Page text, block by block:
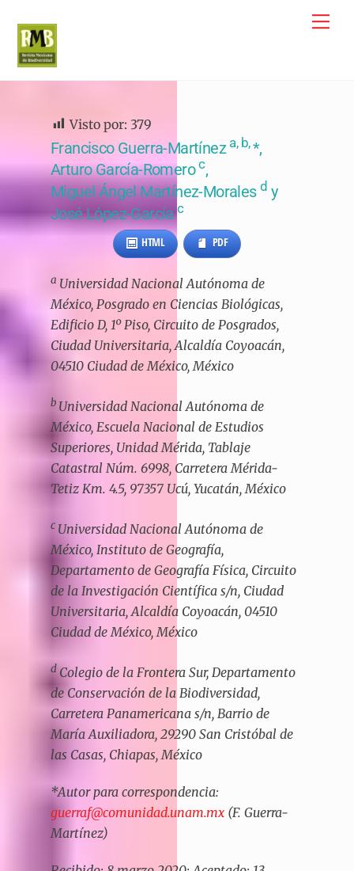
content
Visto por: 379
Francisco Guerra-Martínez a, b,*,
Arturo García-Romeroc,
Miguel Ángel Martínez-Morales d y
José López-Garcíac
HTML PDF
a Universidad Nacional Autónoma de
México, Posgrado en Ciencias Biológicas,
Edificio D, 1º Piso, Circuito de Posgrados,
Ciudad Universitaria, Alcaldía Coyoacán,
04510 Ciudad de México, México
b Universidad Nacional Autónoma de
México, Escuela Nacional de Estudios
Superiores, Unidad Mérida, Tablaje
Catastral Núm. 6998, Carretera Mérida-
Tetiz Km. 4.5, 97357 Ucú, Yucatán, México
c Universidad Nacional Autónoma de
México, Instituto de Geografía,
Departamento de Geografía Física, Circuito
de la Investigación Científica s/n, Ciudad
Universitaria, Alcaldía Coyoacán, 04510
Ciudad de México, México
d Colegio de la Frontera Sur, Departamento
de Conservación de la Biodiversidad,
Carretera Panamericana s/n, Barrio de
María Auxiliadora, 29290 San Cristóbal de
las Casas, Chiapas, México
*Autor para correspondencia:
guerraf@comunidad.unam.mx (F. Guerra-
Martínez)